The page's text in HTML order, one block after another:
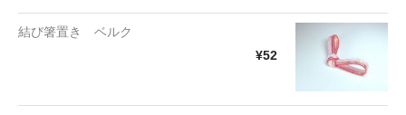
結び箸置き ベルク
¥52